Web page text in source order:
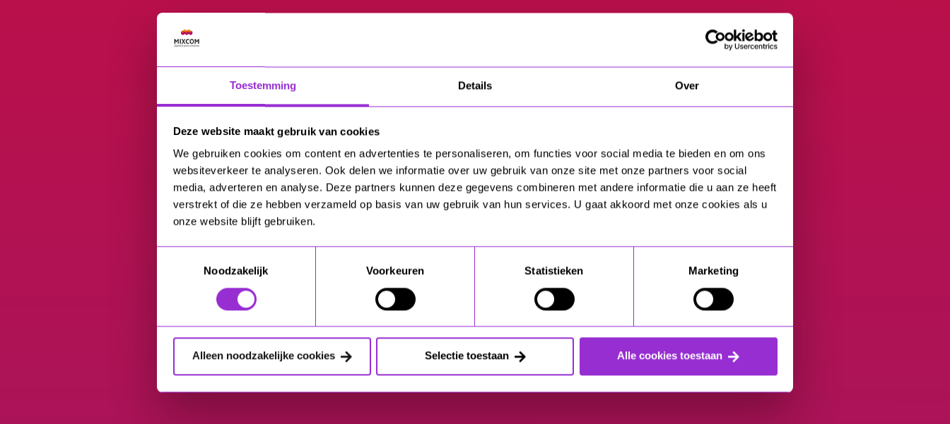
Toestemming Details Over
Deze website maakt gebruik van cookies
We gebruiken cookies om content en advertenties te personaliseren, om functies voor social media te bieden en om ons
websiteverkeer te analyseren. Ook delen we informatie over uw gebruik van onze site met onze partners voor social
media, adverteren en analyse. Deze partners kunnen deze gegevens combineren met andere informatie die u aan ze heeft
verstrekt of die ze hebben verzameld op basis van uw gebruik van hun services. U gaat akkoord met onze cookies als u
onze website blijft gebruiken.
Noodzakelijk
Voorkeuren Statistieken Marketing
Alleen noodzakelijke cookies Selectie toestaan Alle cookies toestaan